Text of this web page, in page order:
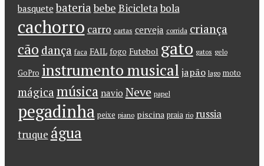
basquete bateriabebe Bicicletabola
cachorro carro cartas cerveja corrida criança
cão dança faca FAIL fogo Futebol gato gatos gelo
GoPro instrumento musical japão lago moto
mágica música navio Neve papel
pegadinha peixe piano piscina praia rio russia
truque água